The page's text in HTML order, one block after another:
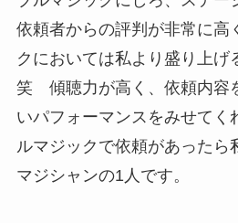
依頼者からの評判が非常に高
クにおいては私より盛り上げ
笑 傾聴力が高く、依頼内容
いパフォーマンスをみせてく
ルマジックで依頼があったら
マジシャンの1人です。